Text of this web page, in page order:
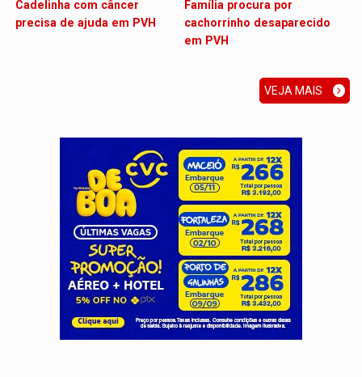
Cadelinha com câncer
precisa de ajuda em PVH
Família procura por
cachorrinho desaparecido
em PVH
VEJA MAIS